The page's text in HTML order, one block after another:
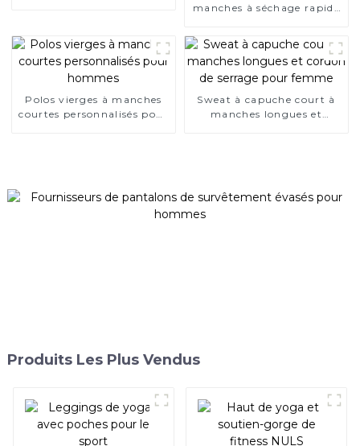
manches à séchage rapide
Polos vierges à manches
courtes personnalisés pour
Sweat à capuche court à
manches longues et
Produits Les Plus Vendus